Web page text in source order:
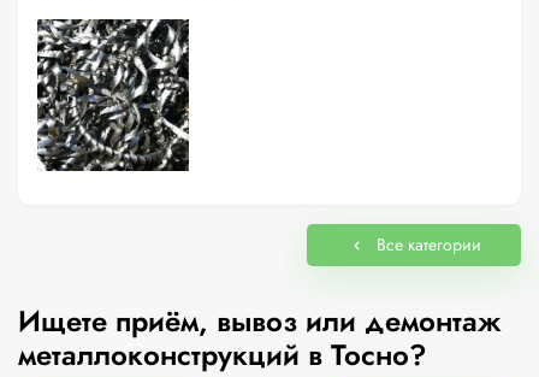
Все категории
Ищете приём, вывоз или демонтаж
металлоконструкций в Тосно?